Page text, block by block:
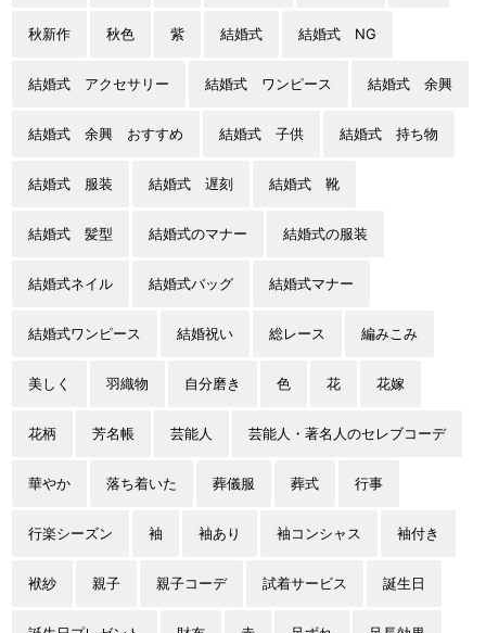
秋新作 秋色 紫 結婚式 結婚式 NG
結婚式 アクセサリー 結婚式 ワンピース 結婚式 余興
結婚式 余興 おすすめ 結婚式 子供 結婚式 持ち物
結婚式 服装 結婚式 遅刻 結婚式 靴
結婚式 髪型 結婚式のマナー 結婚式の服装
結婚式ネイル 結婚式バッグ 結婚式マナー
結婚式ワンピース 結婚祝い 総レース 編みこみ
美しく 羽織物 自分磨き 色 花 花嫁
花柄 芳名帳 芸能人 芸能人・著名人のセレブコーデ
華やか 落ち着いた 葬儀服 葬式 行事
行楽シーズン 袖 袖あり 袖コンシャス 袖付き
袱紗 親子 親子コーデ 試着サービス 誕生日